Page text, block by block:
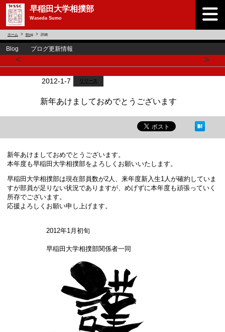
早稲田大学相撲部
Waseda Sumo
ホーム Blog 詳細
Blog ブログ更新情報
< >
2012-1-7 リリース
新年あけましておめでとうございます
新年あけましておめでとうございます。
本年度も早稲田大学相撲部をよろしくお願いいたします。
早稲田大学相撲部は現在部員数が2人、来年度新入生1人が確約していま
すが部員が足りない状況でありますが、めげずに本年度も頑張っていく
所存でございます。
応援よろしくお願い申し上げます。
2012年1月初旬
早稲田大学相撲部関係者一同